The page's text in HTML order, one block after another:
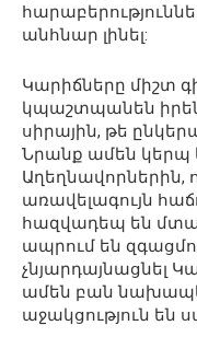
անհնար լինել:
Կարիճները միշտ
կպաշտպանեն
սիրային, թե
Նրանք ամեն կերպ
Աղեղնավորներին,
առավելագույն
հազվադեպ են
ապրում են
չնյարդայնացնել
ամեն բան
աջակցություն են